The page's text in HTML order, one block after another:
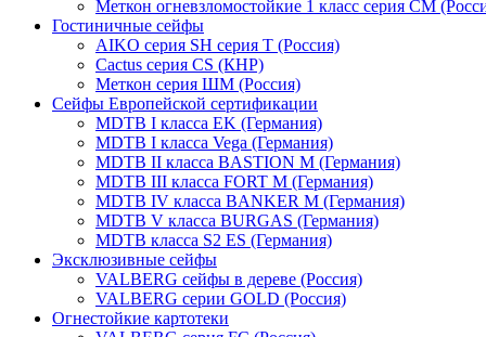
Меткон огневзломостойкие 1 класс серия СМ
Гостиничные сейфы
AIKO серия SH серия Т (Россия)
Cactus серия CS (КНР)
Меткон серия ШМ (Россия)
Сейфы Европейской сертификации
MDTB I класса EK (Германия)
MDTB I класса Vega (Германия)
MDTB II класса BASTION M (Германия)
MDTB III класса FORT M (Германия)
MDTB IV класса BANKER M (Германия)
MDTB V класса BURGAS (Германия)
MDTB класса S2 ES (Германия)
Эксклюзивные сейфы
VALBERG сейфы в дереве (Россия)
VALBERG серии GOLD (Россия)
Огнестойкие картотеки